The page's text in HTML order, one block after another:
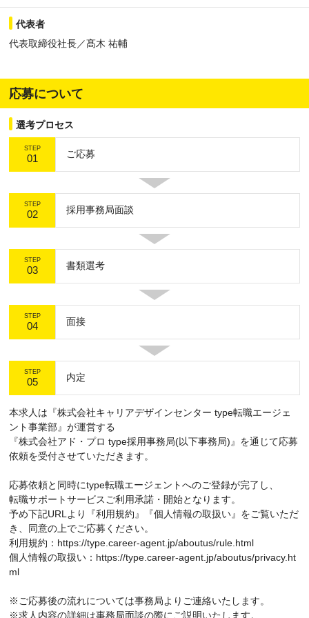
代表者
代表取締役社長／髙木 祐輔
応募について
選考プロセス
STEP
01 ご応募
STEP
02 採用事務局面談
STEP
03 書類選考
STEP
04 面接
STEP
05 内定
本求人は『株式会社キャリアデザインセンター type転職エージェ
ント事業部』が運営する
『株式会社アド・プロ type採用事務局(以下事務局)』を通じて応募
依頼を受付させていただきます。
応募依頼と同時にtype転職エージェントへのご登録が完了し、
転職サポートサービスご利用承諾・開始となります。
予め下記URLより『利用規約』『個人情報の取扱い』をご覧いただ
き、同意の上でご応募ください。
利用規約：https://type.career-agent.jp/aboutus/rule.html
個人情報の取扱い：https://type.career-agent.jp/aboutus/privacy.ht
ml
※ご応募後の流れについては事務局よりご連絡いたします。
※求人内容の詳細は事務局面談の際にご説明いたします。